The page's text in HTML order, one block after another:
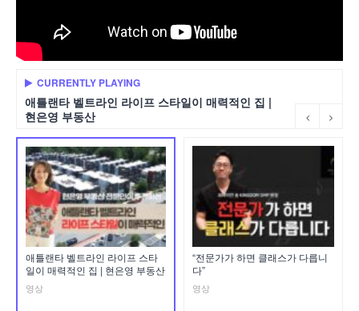
CURRENTLY PLAYING
애틀랜타 벨트라인 라이프 스타일이 매력적인 집 |
현은영 부동산
애틀랜타 벨트라인 라이프 스타
일이 매력적인 집 | 현은영 부동산
영상
“전문가가 하면 클래스가 다릅니
다”
영상